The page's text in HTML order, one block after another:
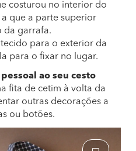
costurou no interior do
que a parte superior
da garrafa.
para o exterior da
para o fixar no lugar.
ao seu cesto
fita de cetim à volta da
outras decorações a
ou botões.